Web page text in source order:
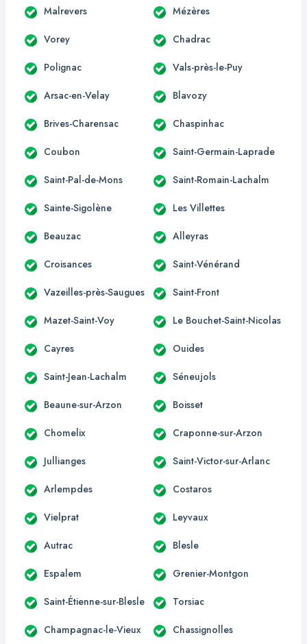
Malrevers Mézères
Vorey Chadrac
Polignac Vals-près-le-Puy
Arsac-en-Velay Blavozy
Brives-Charensac Chaspinhac
Coubon Saint-Germain-Laprade
Saint-Pal-de-Mons Saint-Romain-Lachalm
Sainte-Sigolène Les Villettes
Beauzac Alleyras
Croisances Saint-Vénérand
Vazeilles-près-Saugues Saint-Front
Mazet-Saint-Voy Le Bouchet-Saint-Nicolas
Cayres Ouides
Saint-Jean-Lachalm Séneujols
Beaune-sur-Arzon Boisset
Chomelix Craponne-sur-Arzon
Jullianges Saint-Victor-sur-Arlanc
Arlempdes Costaros
Vielprat Leyvaux
Autrac Blesle
Espalem Grenier-Montgon
Saint-Étienne-sur-Blesle Torsiac
Champagnac-le-Vieux Chassignolles